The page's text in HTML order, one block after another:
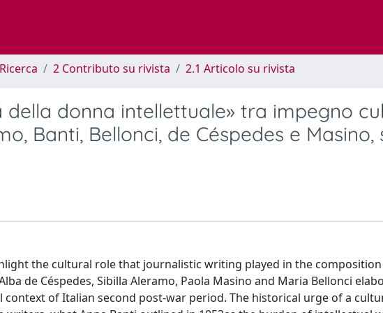
2 Contributo su rivista 2.1 Articolo su rivista
della donna intellettuale» tra impegno
Banti, Bellonci, de Céspedes e Masino,
the cultural role that journalistic writing played in the
de Céspedes, Sibilla Aleramo, Paola Masino and Maria Bellonci
context of Italian second post-war period. The historical urge of a